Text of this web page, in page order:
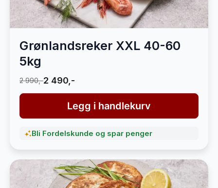
Grønlandsreker XXL 40-60
5kg
2 990,-2 490,-
Legg i handlekurv
Bli Fordelskunde og spar penger